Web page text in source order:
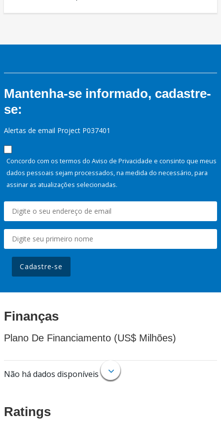
Mantenha-se informado, cadastre-
se:
Alertas de email Project P037401
Concordo com os termos do Aviso de Privacidade e consinto que meus
dados pessoais sejam processados, na medida do necessário, para
assinar as atualizações selecionadas.
Cadastre-se
Finanças
Plano De Financiamento (US$ Milhões)
Não há dados disponíveis
Ratings